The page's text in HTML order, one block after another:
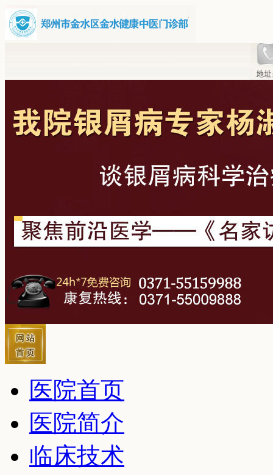
医院首页
医院简介
临床技术